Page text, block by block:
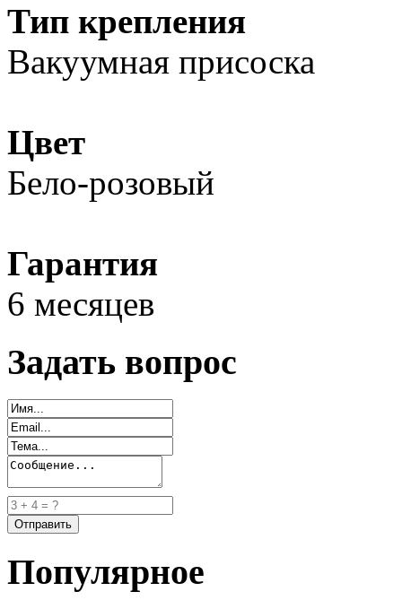
Тип крепления
Вакуумная присоска
Цвет
Бело-розовый
Гарантия
6 месяцев
Задать вопрос
Популярное